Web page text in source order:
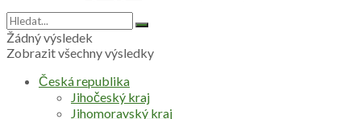
Žádný výsledek
Zobrazit všechny výsledky
Česká republika
Jihočeský kraj
Jihomoravský kraj